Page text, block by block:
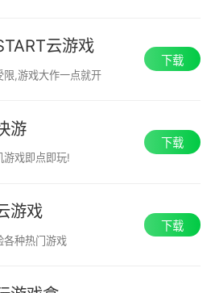
云游戏
限,游戏大作一点就开
下载
游
游戏即点即玩!
下载
游戏
各种热门游戏
下载